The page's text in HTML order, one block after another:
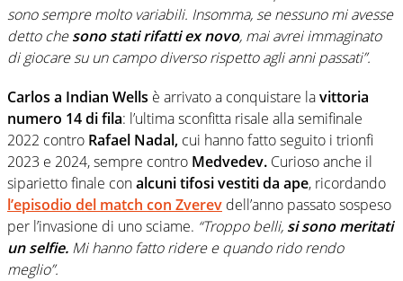
sono sempre molto variabili. Insomma, se nessuno mi avesse
detto chesono stati rifatti ex novo, mai avrei immaginato
di giocare su un campo diverso rispetto agli anni passati”.
Carlos a Indian Wells è arrivato a conquistare lavittoria
numero 14 di fila: l’ultima sconfitta risale alla semifinale
2022 contro Rafael Nadal, cui hanno fatto seguito i trionfi
2023 e 2024, sempre contro Medvedev. Curioso anche il
siparietto finale conalcuni tifosi vestiti da ape, ricordando
l’episodio del match con Zverev dell’anno passato sospeso
per l’invasione di uno sciame. “Troppo belli, si sono meritati
un selfie. Mi hanno fatto ridere e quando rido rendo
meglio”.